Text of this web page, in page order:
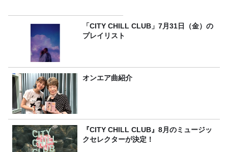
「CITY CHILL CLUB」7月31日（金）の
プレイリスト
オンエア曲紹介
『CITY CHILL CLUB』8月のミュージッ
クセレクターが決定！